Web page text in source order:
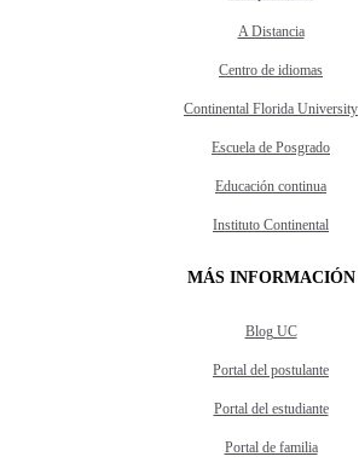
A Distancia
Centro de idiomas
Continental Florida University
Escuela de Posgrado
Educación continua
Instituto Continental
MÁS INFORMACIÓN
Blog UC
Portal del postulante
Portal del estudiante
Portal de familia